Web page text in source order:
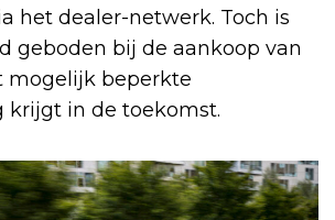
het dealer-netwerk. Toch is
geboden bij de aankoop van
mogelijk beperkte
krijgt in de toekomst.